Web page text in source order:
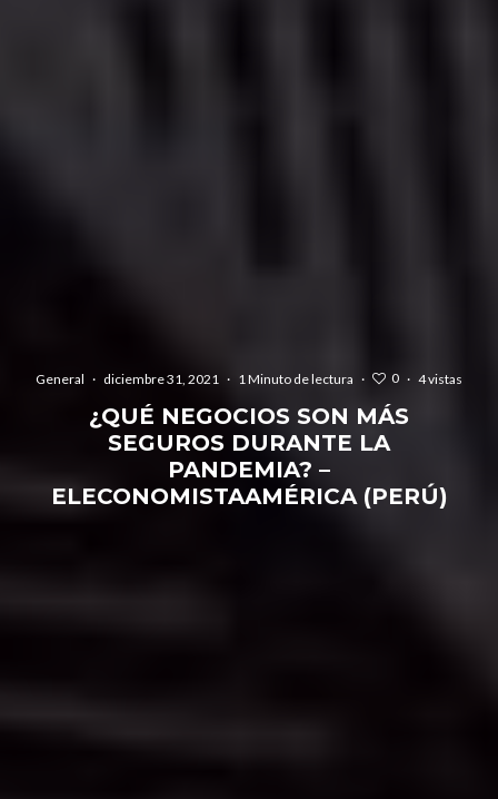
General · diciembre 31, 2021 · 1 Minuto de lectura · 0 · 4 vistas
¿QUÉ NEGOCIOS SON MÁS
SEGUROS DURANTE LA
PANDEMIA? –
ELECONOMISTAAMÉRICA (PERÚ)